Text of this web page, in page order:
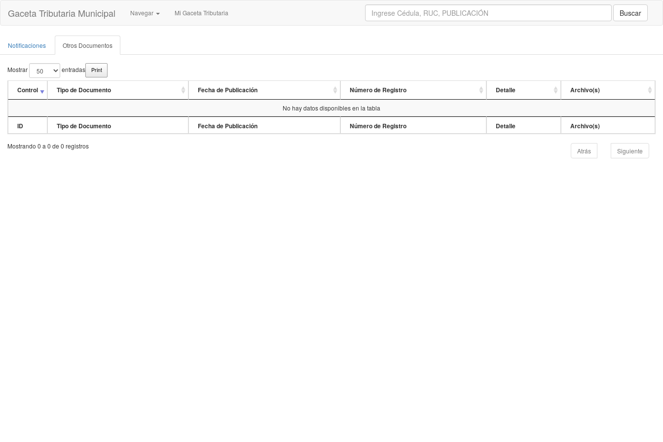
Gaceta Tributaria Municipal Navegar Mi Gaceta Tributaria Buscar
Notificaciones(current)Otros Documentos
Mostrar entradas Print
Control Tipo de Documento Fecha de Publicación Número de Registro Detalle Archivo(s)
ID Tipo de Documento Fecha de Publicación Número de Registro Detalle Archivo(s)
No hay datos disponibles en la tabla
Mostrando 0 a 0 de 0 registros
Atrás Siguiente